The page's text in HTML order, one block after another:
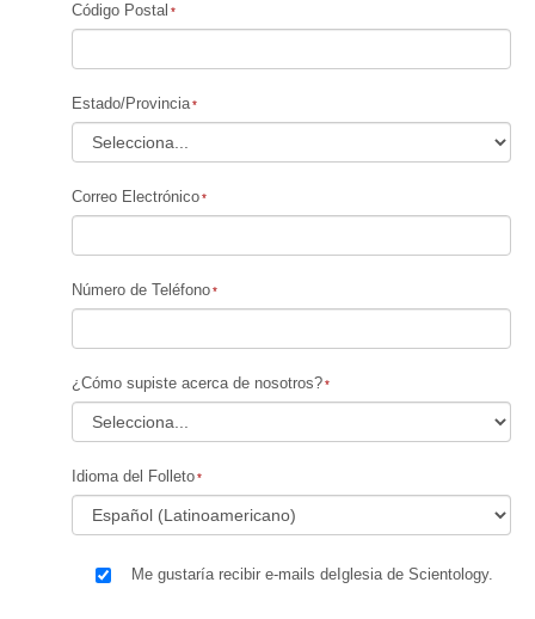
Código Postal
Estado/Provincia
Correo Electrónico
Número de Teléfono
¿Cómo supiste acerca de nosotros?
Idioma del Folleto
Me gustaría recibir e-mails deIglesia de Scientology.